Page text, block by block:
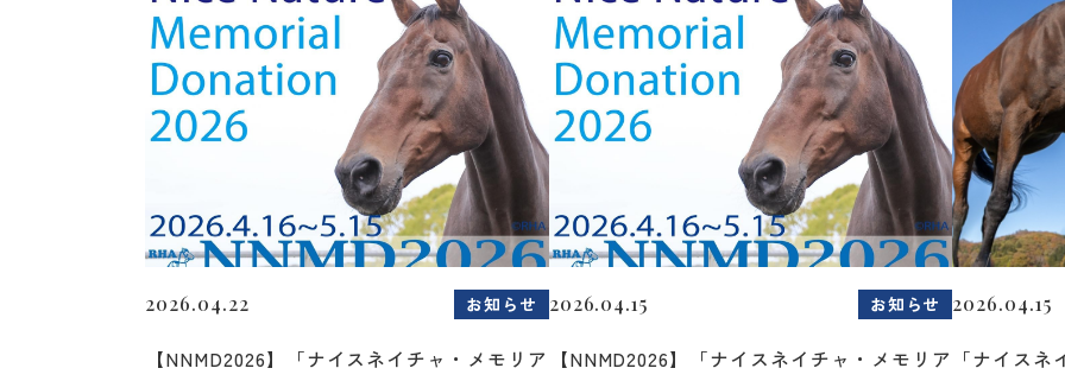
2026.04.22 お知らせ
【NNMD2026】「ナイスネイチャ・メモリア
2026.04.15 お知らせ
【NNMD2026】「ナイスネイチャ・メモリア
2026.04.15
「ナイス